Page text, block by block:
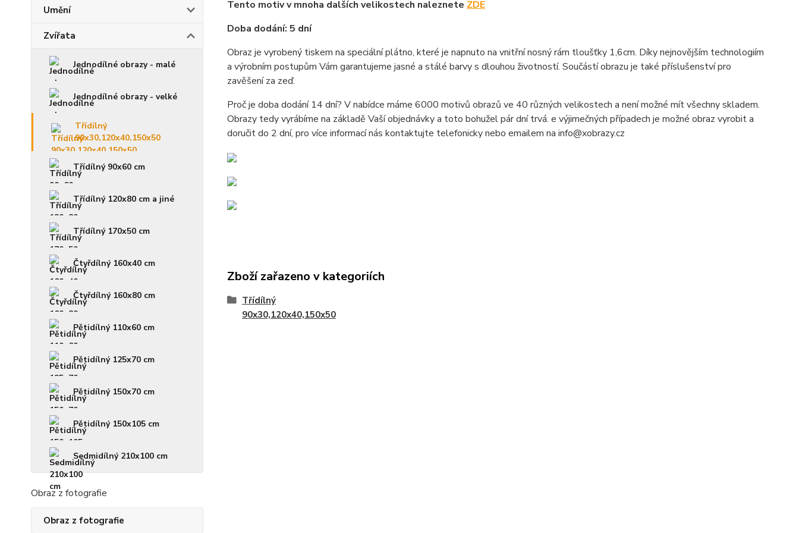
Umění
Zvířata
Jednodílné obrazy - malé
Jednodílné obrazy - velké
Třídílný
90x30,120x40,150x50
Třídílný 90x60 cm
Třídílný 120x80 cm a jiné
Třídílný 170x50 cm
Čtyřdílný 160x40 cm
Čtyřdílný 160x80 cm
Pětidílný 110x60 cm
Pětidílný 125x70 cm
Pětidílný 150x70 cm
Pětidílný 150x105 cm
Sedmidílný 210x100 cm
Obraz z fotografie
Obraz z fotografie
Tento motiv v mnoha dalších velikostech naleznete ZDE
Doba dodání: 5 dní
Obraz je vyrobený tiskem na speciální plátno, které je napnuto na vnitřní nosný rám tloušťky 1,6cm. Díky nejnovějším technologiím
a výrobním postupům Vám garantujeme jasné a stálé barvy s dlouhou životností. Součástí obrazu je také příslušenství pro
zavěšení za zeď.
Proč je doba dodání 14 dní? V nabídce máme 6000 motivů obrazů ve 40 různých velikostech a není možné mít všechny skladem.
Obrazy tedy vyrábíme na základě Vaší objednávky a toto bohužel pár dní trvá. e výjimečných případech je možné obraz vyrobit a
doručit do 2 dní, pro více informací nás kontaktujte telefonicky nebo emailem na info@xobrazy.cz
Zboží zařazeno v kategoriích
Třídílný
90x30,120x40,150x50